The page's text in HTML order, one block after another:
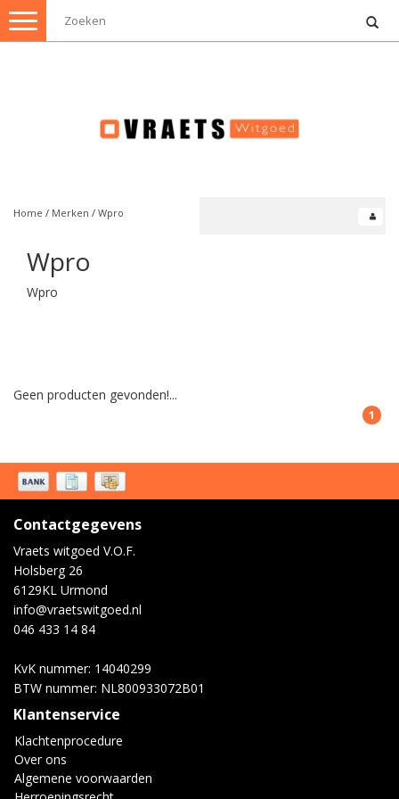
Toggle
navigation
Home / Merken / Wpro
Wpro
Wpro
Geen producten gevonden!...
1
Contactgegevens
Vraets witgoed V.O.F.
Holsberg 26
6129KL Urmond
info@vraetswitgoed.nl
046 433 14 84
KvK nummer: 14040299
BTW nummer: NL800933072B01
Klantenservice
Klachtenprocedure
Over ons
Algemene voorwaarden